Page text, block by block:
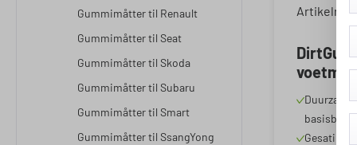
Gummimåtter til Renault
Gummimåtter til Seat
Gummimåtter til Skoda
Gummimåtter til Subaru
Gummimåtter til Smart
Gummimåtter til SsangYong
Kia
10/